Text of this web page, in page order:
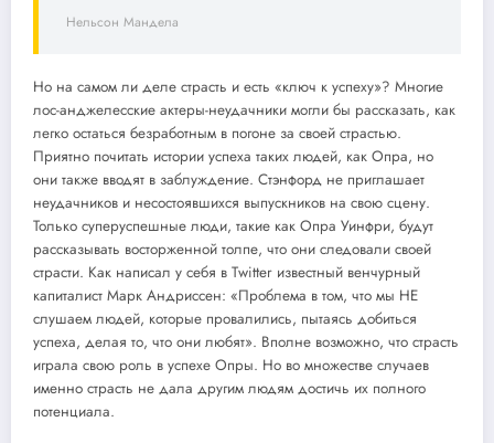
Нельсон Мандела
Но на самом ли деле страсть и есть «ключ к успеху»? Многие
лос-анджелесские актеры-неудачники могли бы рассказать, как
легко остаться безработным в погоне за своей страстью.
Приятно почитать истории успеха таких людей, как Опра, но
они также вводят в заблуждение. Стэнфорд не приглашает
неудачников и несостоявшихся выпускников на свою сцену.
Только суперуспешные люди, такие как Опра Уинфри, будут
рассказывать восторженной толпе, что они следовали своей
страсти. Как написал у себя в Twitter известный венчурный
капиталист Марк Андриссен: «Проблема в том, что мы НЕ
слушаем людей, которые провалились, пытаясь добиться
успеха, делая то, что они любят». Вполне возможно, что страсть
играла свою роль в успехе Опры. Но во множестве случаев
именно страсть не дала другим людям достичь их полного
потенциала.